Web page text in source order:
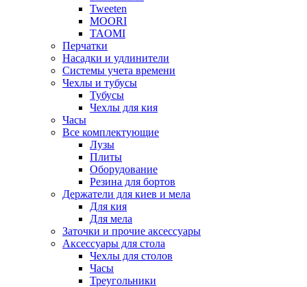
Tweeten
MOORI
TAOMI
Перчатки
Насадки и удлинители
Системы учета времени
Чехлы и тубусы
Тубусы
Чехлы для кия
Часы
Все комплектующие
Лузы
Плиты
Оборудование
Резина для бортов
Держатели для киев и мела
Для кия
Для мела
Заточки и прочие аксессуары
Аксессуары для стола
Чехлы для столов
Часы
Треугольники